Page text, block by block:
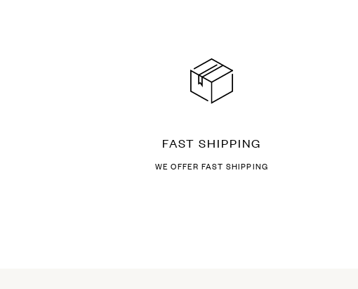
FAST SHIPPING
WE OFFER FAST SHIPPING